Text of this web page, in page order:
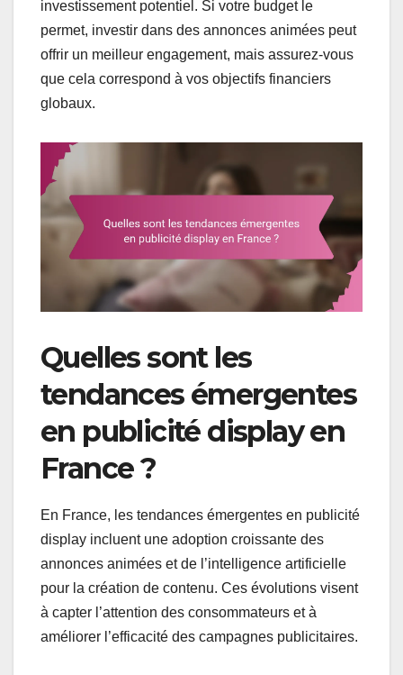
investissement potentiel. Si votre budget le
permet, investir dans des annonces animées peut
offrir un meilleur engagement, mais assurez-vous
que cela correspond à vos objectifs financiers
globaux.
Quelles sont les
tendances émergentes
en publicité display en
France ?
En France, les tendances émergentes en publicité
display incluent une adoption croissante des
annonces animées et de l’intelligence artificielle
pour la création de contenu. Ces évolutions visent
à capter l’attention des consommateurs et à
améliorer l’efficacité des campagnes publicitaires.